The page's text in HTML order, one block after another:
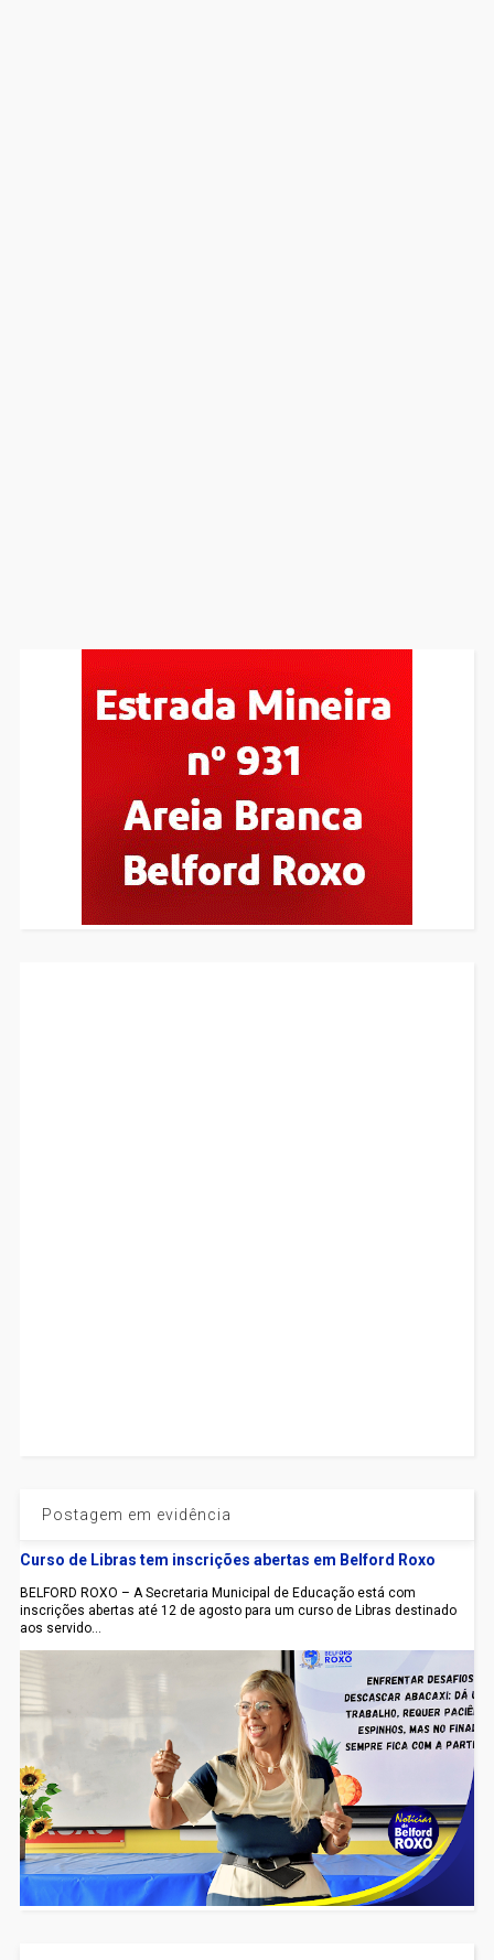
Postagem em evidência
Curso de Libras tem inscrições abertas em Belford Roxo
BELFORD ROXO – A Secretaria Municipal de Educação está com
inscrições abertas até 12 de agosto para um curso de Libras destinado
aos servido...